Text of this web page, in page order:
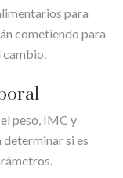
para
cometiendo para
peso, IMC y
si es